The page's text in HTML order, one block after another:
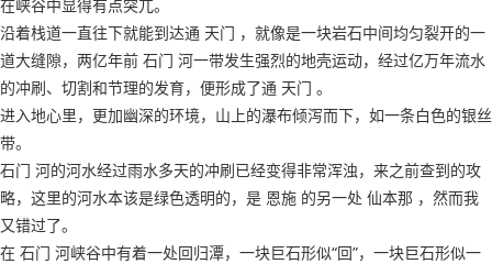
在峡谷中显得有点突兀。
沿着栈道一直往下就能到达通 天门 ，就像是一块岩石中间均匀裂开的一
道大缝隙，两亿年前 石门 河一带发生强烈的地壳运动，经过亿万年流水
的冲刷、切割和节理的发育，便形成了通 天门 。
进入地心里，更加幽深的环境，山上的瀑布倾泻而下，如一条白色的银丝
带。
石门 河的河水经过雨水多天的冲刷已经变得非常浑浊，来之前查到的攻
略，这里的河水本该是绿色透明的，是 恩施 的另一处 仙本那 ，然而我
又错过了。
在 石门 河峡谷中有着一处回归潭，一块巨石形似“回”，一块巨石形似一